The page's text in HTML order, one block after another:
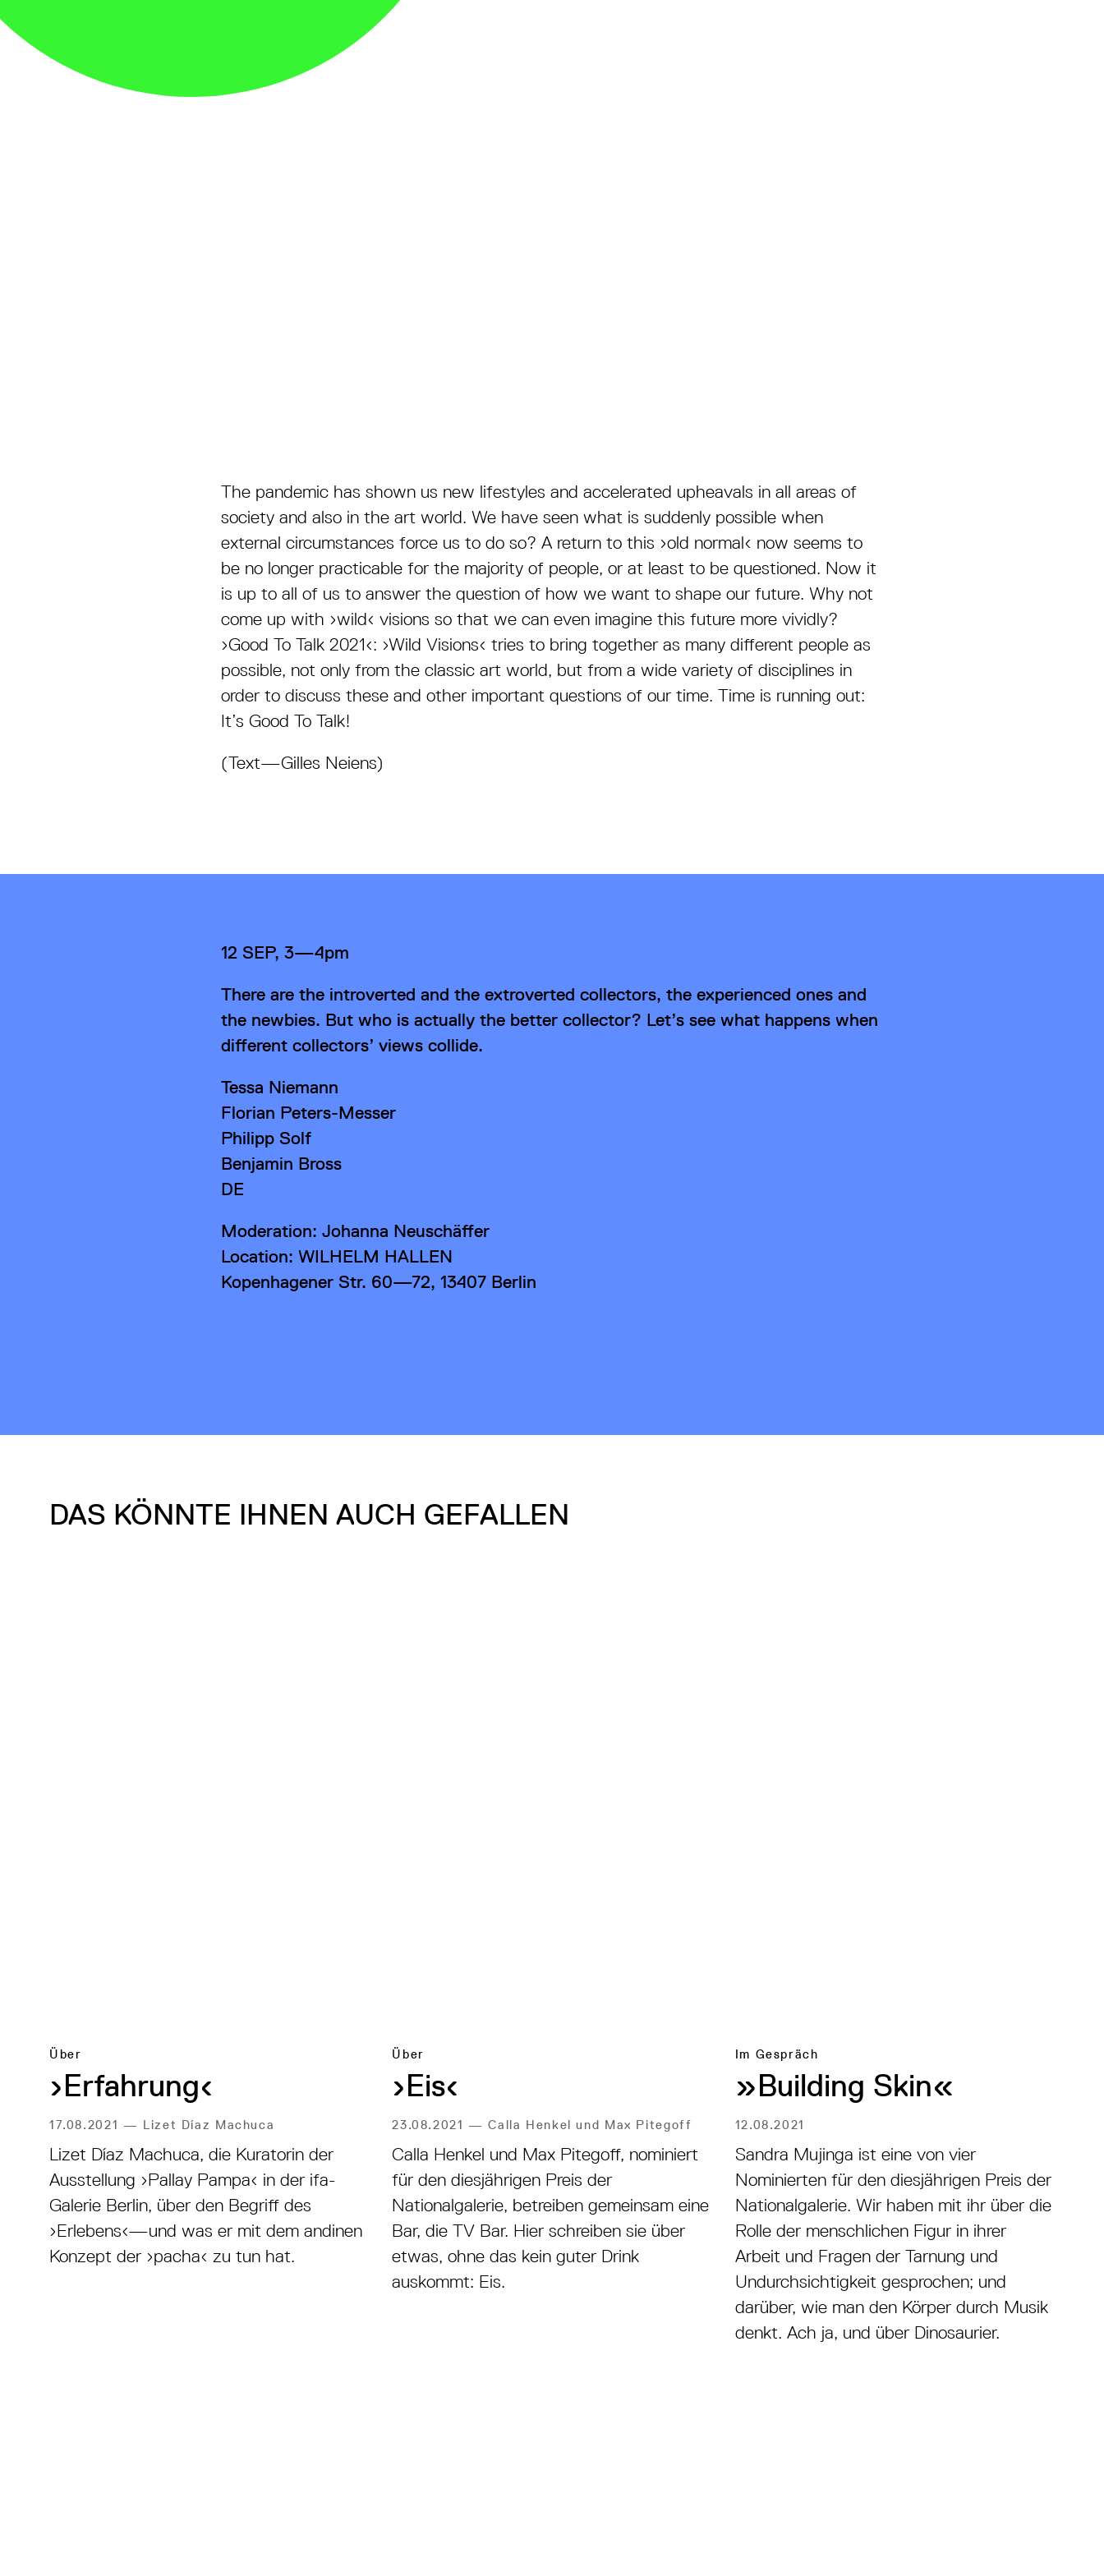
The pandemic has shown us new lifestyles and accelerated upheavals in all areas of
society and also in the art world. We have seen what is suddenly possible when
external circumstances force us to do so? A return to this ›old normal‹ now seems to
be no longer practicable for the majority of people, or at least to be questioned. Now it
is up to all of us to answer the question of how we want to shape our future. Why not
come up with ›wild‹ visions so that we can even imagine this future more vividly?
›Good To Talk 2021‹: ›Wild Visions‹ tries to bring together as many different people as
possible, not only from the classic art world, but from a wide variety of disciplines in
order to discuss these and other important questions of our time. Time is running out:
It’s Good To Talk!
(Text—Gilles Neiens)
12 SEP, 3—4pm
There are the introverted and the extroverted collectors, the experienced ones and
the newbies. But who is actually the better collector? Let’s see what happens when
different collectors’ views collide.
Tessa Niemann
Florian Peters-Messer
Philipp Solf
Benjamin Bross
DE
Moderation: Johanna Neuschäffer
Location: WILHELM HALLEN
Kopenhagener Str. 60—72, 13407 Berlin
DAS KÖNNTE IHNEN AUCH GEFALLEN
Über
›Erfahrung‹
17.08.2021 — Lizet Díaz Machuca
Lizet Díaz Machuca, die Kuratorin der
Ausstellung ›Pallay Pampa‹ in der ifa-
Galerie Berlin, über den Begriff des
›Erlebens‹—und was er mit dem andinen
Konzept der ›pacha‹ zu tun hat.
Über
›Eis‹
23.08.2021 —Calla Henkel und Max Pitegoff
Calla Henkel und Max Pitegoff, nominiert
für den diesjährigen Preis der
Nationalgalerie, betreiben gemeinsam eine
Bar, die TV Bar. Hier schreiben sie über
etwas, ohne das kein guter Drink
auskommt: Eis.
Im Gespräch
»Building Skin«
12.08.2021
Sandra Mujinga ist eine von vier
Nominierten für den diesjährigen Preis der
Nationalgalerie. Wir haben mit ihr über die
Rolle der menschlichen Figur in ihrer
Arbeit und Fragen der Tarnung und
Undurchsichtigkeit gesprochen; und
darüber, wie man den Körper durch Musik
denkt. Ach ja, und über Dinosaurier.